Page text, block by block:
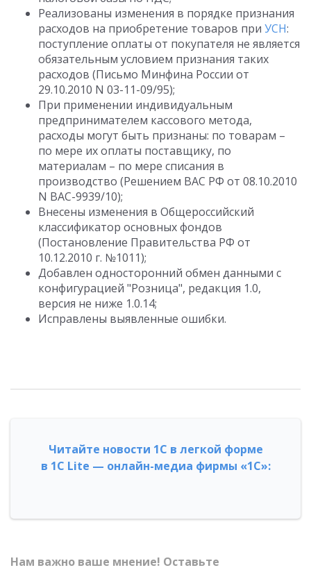
Реализованы изменения в порядке признания
расходов на приобретение товаров при УСН:
поступление оплаты от покупателя не является
обязательным условием признания таких
расходов (Письмо Минфина России от
29.10.2010 N 03-11-09/95);
При применении индивидуальным
предпринимателем кассового метода,
расходы могут быть признаны: по товарам –
по мере их оплаты поставщику, по
материалам – по мере списания в
производство (Решением ВАС РФ от 08.10.2010
N ВАС-9939/10);
Внесены изменения в Общероссийский
классификатор основных фондов
(Постановление Правительства РФ от
10.12.2010 г. №1011);
Добавлен односторонний обмен данными с
конфигурацией "Розница", редакция 1.0,
версия не ниже 1.0.14;
Исправлены выявленные ошибки.
Читайте новости 1С в легкой форме
в 1С Lite — онлайн-медиа фирмы «1С»:
Нам важно ваше мнение! Оставьте